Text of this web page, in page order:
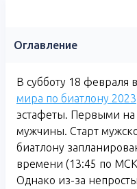
Оглавление
В субботу 18 февраля
мира по биатлону 2023
эстафеты. Первыми
мужчины. Старт
биатлону
времени (13:45 по
Однако из-за